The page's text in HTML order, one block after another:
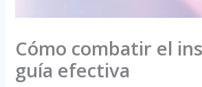
Cómo combatir el
guía efectiva